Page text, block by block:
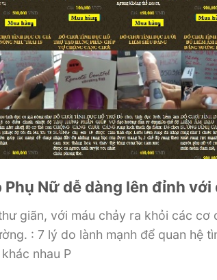
Phụ Nữ dễ dàng lên đỉnh
giãn, với máu chảy ra khỏi các
: 7 lý do lành mạnh để quan hệ
nhau P